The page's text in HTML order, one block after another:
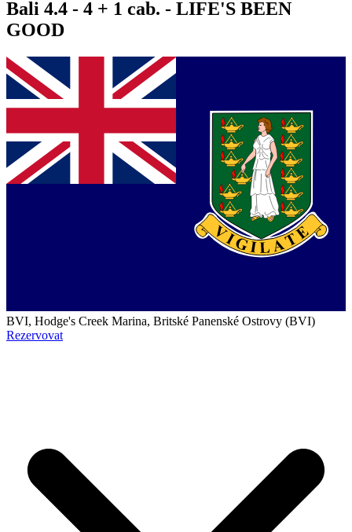
Bali 4.4 - 4 + 1 cab. - LIFE'S BEEN
GOOD
BVI, Hodge's Creek Marina, Britské Panenské Ostrovy (BVI)
Rezervovat